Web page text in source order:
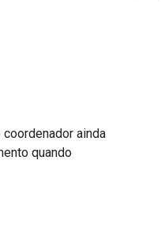
ainda
quando